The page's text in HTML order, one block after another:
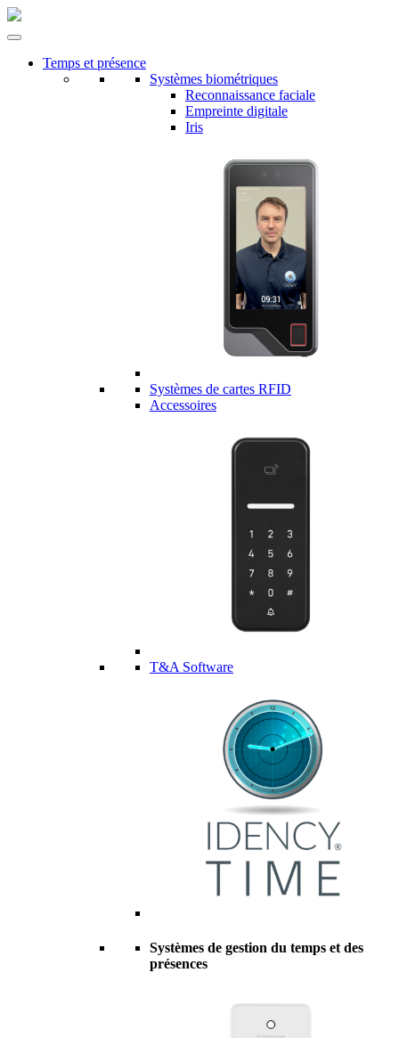
Temps et présence
Systèmes biométriques
Reconnaissance faciale
Empreinte digitale
Iris
Systèmes de cartes RFID
Accessoires
T&A Software
Systèmes de gestion du temps et des
présences